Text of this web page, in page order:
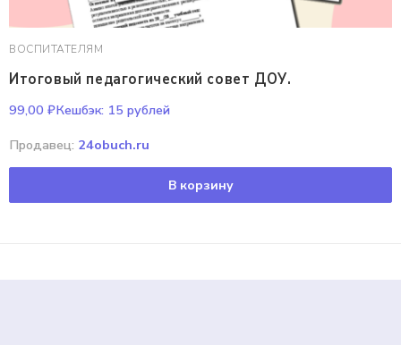
ВОСПИТАТЕЛЯМ
Итоговый педагогический совет ДОУ.
99,00 ₽Кешбэк: 15 рублей
Продавец: 24obuch.ru
В корзину